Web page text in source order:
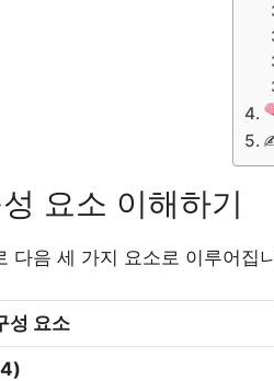
요소 이해하기
다음 세 가지 요소로 이루어집
성 요소